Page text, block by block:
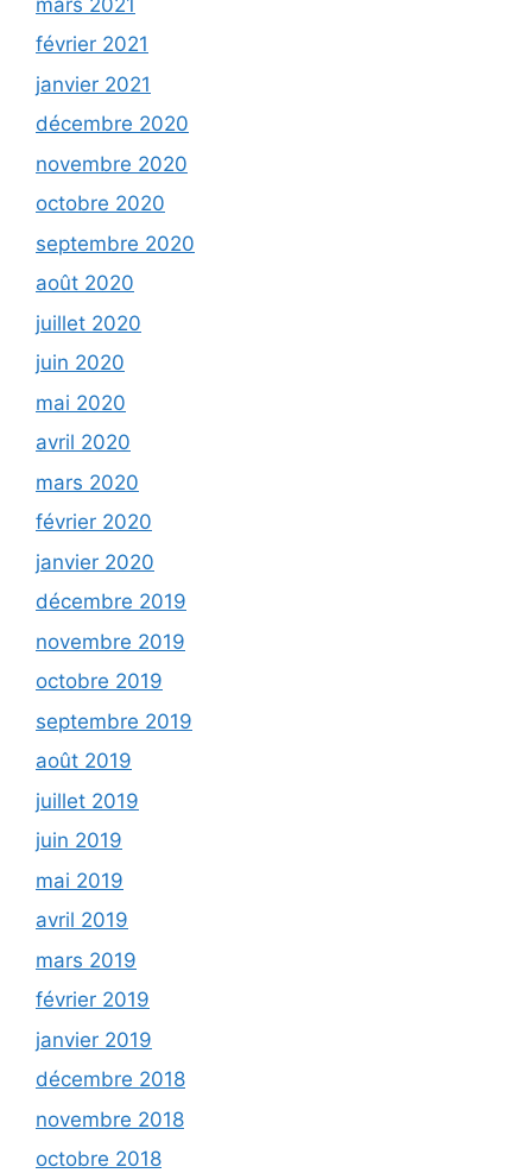
février 2021
janvier 2021
décembre 2020
novembre 2020
octobre 2020
septembre 2020
août 2020
juillet 2020
juin 2020
mai 2020
avril 2020
mars 2020
février 2020
janvier 2020
décembre 2019
novembre 2019
octobre 2019
septembre 2019
août 2019
juillet 2019
juin 2019
mai 2019
avril 2019
mars 2019
février 2019
janvier 2019
décembre 2018
novembre 2018
octobre 2018